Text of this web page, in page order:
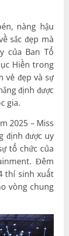
nàng hậu
sắc đẹp mà
của Ban Tổ
Hiền trong
vẻ đẹp và sự
định được
gia.
2025 – Miss
định được uy
tổ chức của
Đêm
thí sinh xuất
vòng chung